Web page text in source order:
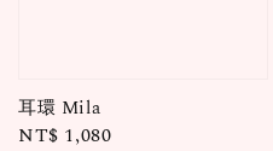
耳環 Mila
Regular
NT$ 1,080